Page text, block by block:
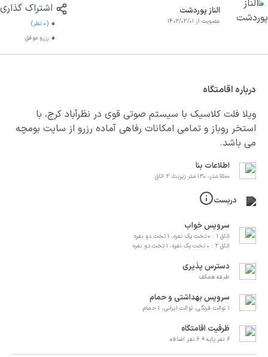
الناز پوردشت
عضویت از 1402/02/01
اشتراک گذاری
0 (0 نظر)
0 رزرو موفق
درباره اقامتگاه
ویلا فلت کلاسیک با سیستم صوتی قوی در نظرآباد کرج، با
استخر روباز و تمامی امکانات رفاهی آماده رزرو از سایت بومچه
می باشد.
اطلاعات بنا
1500 متر، 130 متر زیربنا، 2 اتاق
دربست
سرویس خواب
اتاق 1 : 0 تخت یک نفره، 1 تخت دو نفره
اتاق 2 : 0 تخت یک نفره، 1 تخت دو نفره
دسترس پذیری
طبقه همکف
سرویس بهداشتی و حمام
1 توالت فرنگی، توالت ایرانی، 1 حمام
ظرفیت اقامتگاه
6 نفر پایه + 6 نفر اضافه